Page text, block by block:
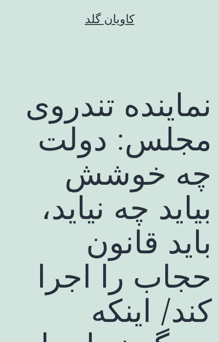
کاویان گلد
نماینده تندروی
مجلس: دولت
چه خوشش
بیاید چه نیاید،
باید قانون
حجاب را اجرا
کند/ اینکه